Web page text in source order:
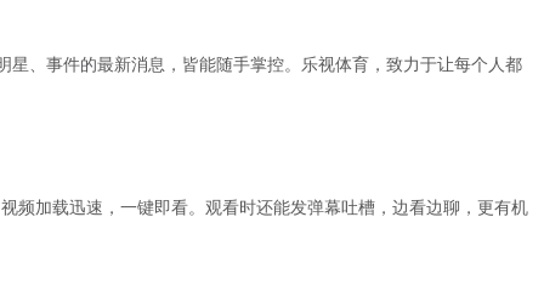
、事件的最新消息，皆能随手掌控。乐视体育，致力于让每个人都
频加载迅速，一键即看。观看时还能发弹幕吐槽，边看边聊，更有机